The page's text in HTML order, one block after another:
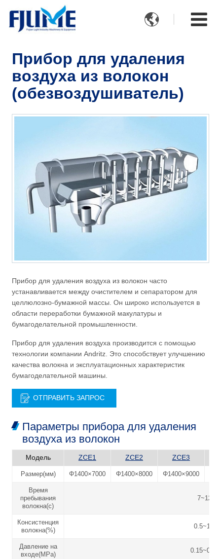

Прибор для удаления
воздуха из волокон
(обезвоздушиватель)
Прибор для удаления воздуха из волокон часто
устанавливается между очистителем и сепаратором для
целлюлозно-бумажной массы. Он широко используется в
области переработки бумажной макулатуры и
бумагоделательной промышленности.
Прибор для удаления воздуха производится с помощью
технологии компании Andritz. Это способствует улучшению
качества волокна и эксплуатационных характеристик
бумагоделательной машины.
ОТПРАВИТЬ ЗАПРОС
Параметры прибора для удаления
воздуха из волокон
Модель ZCE1 ZCE2 ZCE3
Размер(мм) Φ1400×7000 Φ1400×8000 Φ1400×9000
Время
пребывания
волокна(с)
7~12
Консистенция
волокна(%)
0.5~1.5
Давление на
входе(MPa)
0.15~0.25